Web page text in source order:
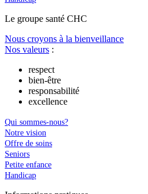
Le groupe santé CHC
Nous croyons à la bienveillance
Nos valeurs :
respect
bien-être
responsabilité
excellence
Qui sommes-nous?
Notre vision
Offre de soins
Seniors
Petite enfance
Handicap